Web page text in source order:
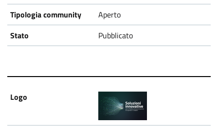
Aperto
Pubblicato